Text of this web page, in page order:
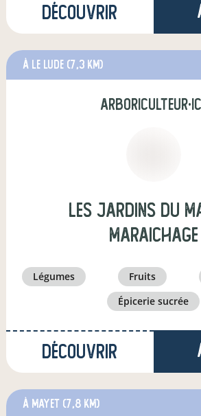
Découvrir
à Le Lude (7,3 km)
Les Jardins du
Maraichage
légumes fruits
épicerie sucrée
Découvrir
à Mayet (7,8 km)